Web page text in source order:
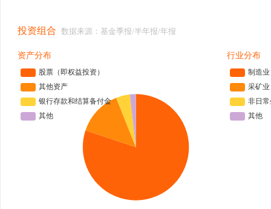
投资组合 数据来源：基金季报/半年报/年报
资产分布 行业分布